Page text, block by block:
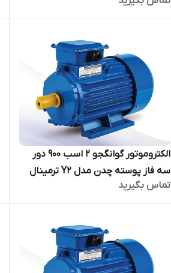
بالا
الکتروموتور گوانگجو 2 اسب 900 دور
سه فاز پوسته چدن مدل Y2 ترمینال
بالا
تماس بگیرید